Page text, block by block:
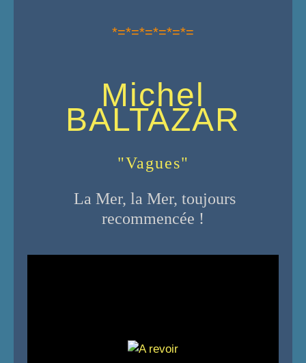
*=*=*=*=*=*=
Michel
BALTAZAR
"Vagues"
La Mer, la Mer, toujours
recommencée !